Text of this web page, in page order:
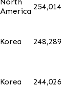
America 254,014
Korea 248,289
Korea 244,026